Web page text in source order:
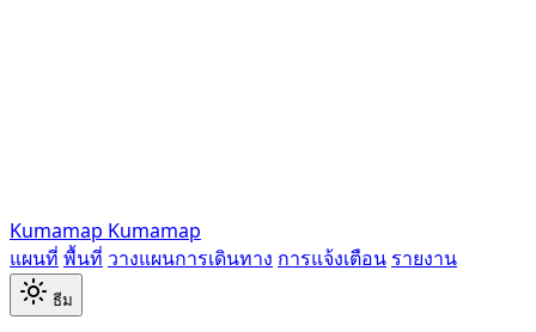
Kumamap Kumamap
แผนที่ พื้นที่ วางแผนการเดินทาง การแจ้งเตือน รายงาน
ธีม